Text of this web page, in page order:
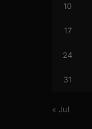
10
17
24
31
« Jul